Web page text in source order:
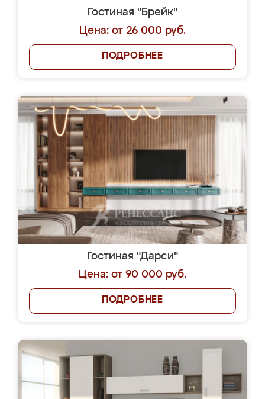
Гостиная "Брейк"
Цена: от 26 000 руб.
ПОДРОБНЕЕ
Гостиная "Дарси"
Цена: от 90 000 руб.
ПОДРОБНЕЕ